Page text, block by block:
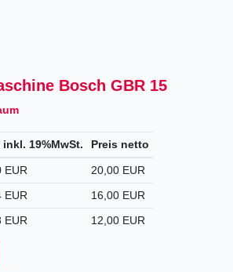
Bosch GBR 15
inkl. 19%MwSt. Preis netto
EUR
20,00 EUR
EUR
16,00 EUR
EUR 12,00 EUR